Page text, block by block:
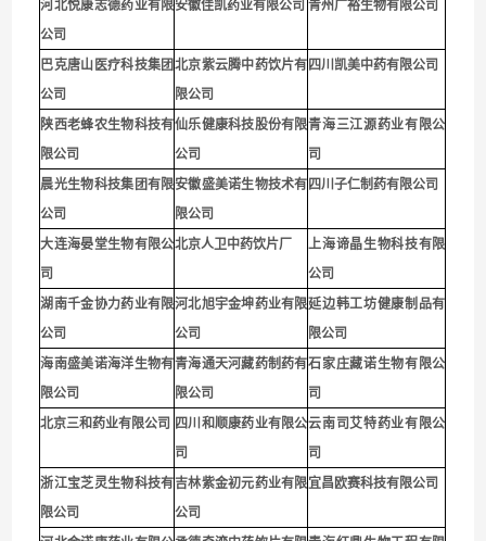
河北悦康志德药业有限
公司
安徽佳凯药业有限公司 青州广裕生物有限公司
巴克唐山医疗科技集团
公司
北京紫云腾中药饮片有
限公司
四川凯美中药有限公司
陕西老蜂农生物科技有
限公司
仙乐健康科技股份有限
公司
青海三江源药业有限公
司
晨光生物科技集团有限
公司
安徽盛美诺生物技术有
限公司
四川子仁制药有限公司
大连海晏堂生物有限公
司
北京人卫中药饮片厂
上海谛晶生物科技有限
公司
湖南千金协力药业有限
公司
河北旭宇金坤药业有限
公司
延边韩工坊健康制品有
限公司
海南盛美诺海洋生物有
限公司
青海通天河藏药制药有
限公司
石家庄藏诺生物有限公
司
北京三和药业有限公司 四川和顺康药业有限公
司
云南司艾特药业有限公
司
浙江宝芝灵生物科技有
限公司
吉林紫金初元药业有限
公司
宜昌欧赛科技有限公司